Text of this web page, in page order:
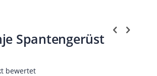
Spantengerüst
bewertet